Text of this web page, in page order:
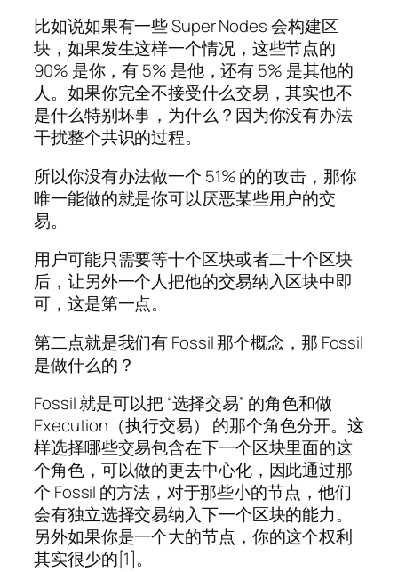
比如说如果有一些 Super Nodes 会构建区
块，如果发生这样一个情况，这些节点的
90% 是你，有 5% 是他，还有 5% 是其他的
人。如果你完全不接受什么交易，其实也不
是什么特别坏事，为什么？因为你没有办法
干扰整个共识的过程。
所以你没有办法做一个 51% 的的攻击，那你
唯一能做的就是你可以厌恶某些用户的交
易。
用户可能只需要等十个区块或者二十个区块
后，让另外一个人把他的交易纳入区块中即
可，这是第一点。
第二点就是我们有 Fossil 那个概念，那 Fossil
是做什么的？
Fossil 就是可以把 “选择交易” 的角色和做
Execution（执行交易） 的那个角色分开。这
样选择哪些交易包含在下一个区块里面的这
个角色，可以做的更去中心化，因此通过那
个 Fossil 的方法，对于那些小的节点，他们
会有独立选择交易纳入下一个区块的能力。
另外如果你是一个大的节点，你的这个权利
其实很少的[1]。